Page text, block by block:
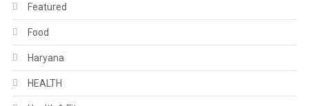
Featured
Food
Haryana
HEALTH